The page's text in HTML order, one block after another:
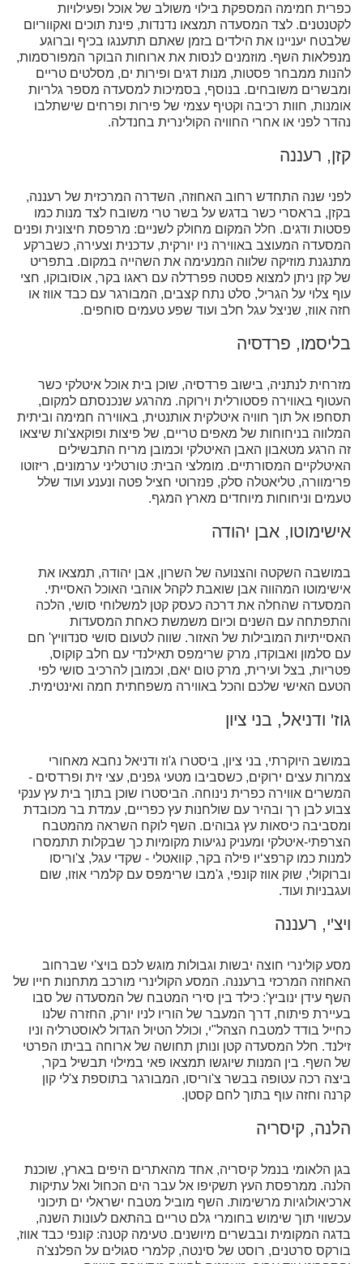
כפרית חמימה המספקת בילוי משולב של אוכל ופעילויות
לקטנטנים. לצד המסעדה תמצאו נדנדות, פינת תוכים ואקווריום
שלבטח יעניינו את הילדים בזמן שאתם תתענגו בכיף וברוגע
מנפלאות השף. מוזמנים לנסות את ארוחות הבוקר המפורסמות,
להנות ממבחר פסטות, מנות דגים ופירות ים, מסלטים טריים
ומבשרים משובחים. בנוסף, בסמיכות למסעדה מספר גלריות
אומנות, חוות רכיבה וקטיף עצמי של פירות ופרחים שישתלבו
נהדר לפני או אחרי החוויה הקולינרית בחנדלה.
קזן, רעננה
לפני שנה התחדש רחוב האחוזה, השדרה המרכזית של רעננה,
בקזן, בראסרי כשר בדגש על בשר טרי משובח לצד מנות כמו
פסטות ודגים. חלל המקום מחולק לשניים: מרפסת חיצונית ופנים
המסעדה המעוצב באווירה ניו יורקית, עדכנית וצעירה, כשברקע
מתנגנת מוזיקה שלווה המנעימה את השהייה במקום. בתפריט
של קזן ניתן למצוא פסטה פפרדלה עם ראגו בקר, אוסובוקו, חצי
עוף צלוי על הגריל, סלט נתח קצבים, המבורגר עם כבד אווז או
חזה אווז, שניצל עגל חלב ועוד שפע טעמים סוחפים.
בליסמו, פרדסיה
מזרחית לנתניה, בישוב פרדסיה, שוכן בית אוכל איטלקי כשר
העטוף באווירה פסטורלית וירוקה. מהרגע שנכנסתם למקום,
תסחפו אל תוך חוויה איטלקית אותנטית, באווירה חמימה וביתית
המלווה בניחוחות של מאפים טריים, של פיצות ופוקאצ'ות שיצאו
זה הרגע מטאבון האבן האיטלקי וכמובן מריח התבשילים
האיטלקיים המסורתיים. מומלצי הבית: טורטליני ערמונים, ריזוטו
פרימוורה, טליאטלה סלק, פנזרוטי חציל פטה ונענע ועוד שלל
טעמים וניחוחות מיוחדים מארץ המגף.
אישימוטו, אבן יהודה
במושבה השקטה והצנועה של השרון, אבן יהודה, תמצאו את
אישימוטו המהווה אבן שואבת לקהל אוהבי האוכל האסייתי.
המסעדה שהחלה את דרכה כעסק קטן למשלוחי סושי, הלכה
והתפתחה עם השנים וכיום משמשת כאחת המסעדות
האסייתיות המובילות של האזור. שווה לטעום סושי סנדוויץ' חם
עם סלמון ואבוקדו,‬ מרק שרימפס תאילנדי עם חלב קוקוס,
פטריות, בצל ועירית,‬ מרק טום יאם, וכמובן להרכיב סושי לפי
הטעם האישי שלכם והכל באווירה משפחתית חמה ואינטימית.
גוז' ודניאל, בני ציון
במושב היוקרתי, בני ציון, ביסטרו ג'וז ודניאל נחבא מאחורי
צמרות עצים ירוקים, כשסביבו מטעי גפנים, עצי זית ופרדסים -
המשרים אווירה כפרית נינוחה. הביסטרו שוכן בתוך בית עץ ענקי
צבוע לבן רך ובהיר עם שולחנות עץ כפריים, עמדת בר מכובדת
ומסביבה כיסאות עץ גבוהים. השף לוקח השראה מהמטבח
הצרפתי-איטלקי ומעניק נגיעות מקומיות כך שבקלות תתמסרו
למנות כמו קרפצ‘יו פילה בקר, קוואטלי - שקדי עגל, צ'וריסו
וברוקולי, שוק אווז קונפי, ג'מבו שרימפס עם קלמרי אוזו, שום
ועגבניות ועוד.
ויצ'י, רעננה
מסע קולינרי חוצה יבשות וגבולות מוגש לכם בויצ'י שברחוב
האחוזה המרכזי ברעננה. המסע הקולינרי מורכב מתחנות חייו של
השף עידן ינוביץ': כילד בין סירי המטבח של המסעדה של סבו
בעיירת פיתוח, דרך המעבר של הוריו לניו יורק, החזרה שלנו
כחייל בודד למטבח הצהל"י, וכולל הטיול הגדול לאוסטרליה וניו
זילנד. חלל המסעדה קטן ונותן תחושה של ארוחה בביתו הפרטי
של השף. בין המנות שיוגשו תמצאו פאי במילוי תבשיל בקר,
ביצה רכה עטופה בבשר צ'וריסו, המבורגר בתוספת צ'לי קון
קרנה וחזה עוף בתוך לחם קסטן.
הלנה, קיסריה
בגן הלאומי בנמל קיסריה, אחד מהאתרים היפים בארץ, שוכנת
הלנה. ממרפסת העץ תשקיפו אל עבר הים הכחול ואל עתיקות
ארכיאולוגיות מרשימות. השף מוביל מטבח ישראלי ים תיכוני
עכשווי תוך שימוש בחומרי גלם טריים בהתאם לעונות השנה,
בדגה המקומית ובבשרים מיושנים. טעימה קטנה: קונפי כבד אווז,
בורקס סרטנים, רוסט של סינטה, קלמרי סגולים על הפלנצ'ה